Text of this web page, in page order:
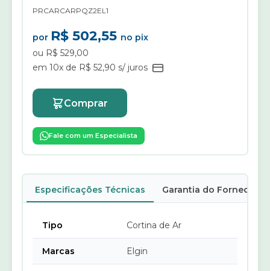
PRCARCARPQZ2EL1
por R$ 502,55 no pix
ou R$ 529,00
em 10x de R$ 52,90 s/ juros
Comprar
Fale com um Especialista
Especificações Técnicas Garantia do Fornecedor
Tipo Cortina de Ar
Marcas Elgin